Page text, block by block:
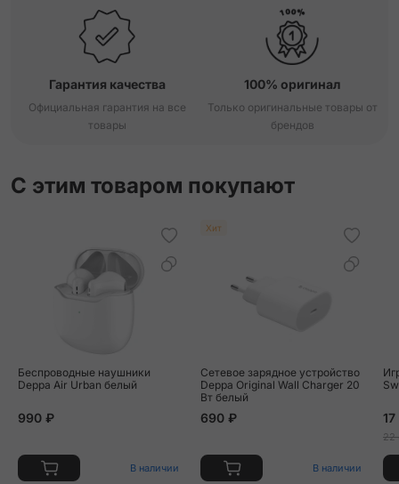
Гарантия качества
Официальная гарантия на все
товары
100% оригинал
Только оригинальные товары от
брендов
С этим товаром покупают
Беспроводные наушники
Deppa Air Urban белый
990 ₽
В наличии
Хит
Сетевое зарядное устройство
Deppa Original Wall Charger 20
Вт белый
690 ₽
В наличии
22